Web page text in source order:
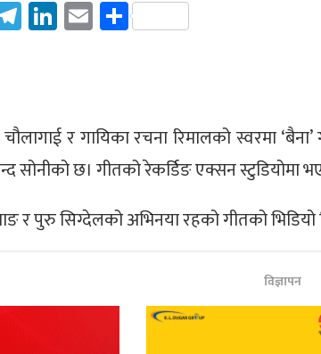
Telegram
LinkedIn
EmailShare
र गायिका रचना रिमालको स्वरमा
सोनीको छ। गीतको रेकर्डिङ एक्सन स्टुडियोमा
र पुरु सिग्देलको अभिनया रहको गीतको
विज्ञापन